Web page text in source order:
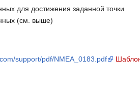
для достижения заданной точки
(см. выше)
support/pdf/NMEA_0183.pdf